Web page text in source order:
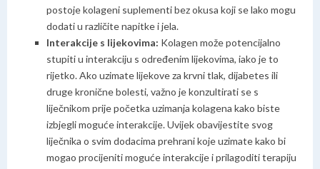
postoje kolageni suplementi bez okusa koji se lako mogu
dodati u različite napitke i jela.
Interakcije s lijekovima: Kolagen može potencijalno
stupiti u interakciju s određenim lijekovima, iako je to
rijetko. Ako uzimate lijekove za krvni tlak, dijabetes ili
druge kronične bolesti, važno je konzultirati se s
liječnikom prije početka uzimanja kolagena kako biste
izbjegli moguće interakcije.Uvijek obavijestite svog
liječnika o svim dodacima prehrani koje uzimate kako bi
mogao procijeniti moguće interakcije i prilagoditi terapiju